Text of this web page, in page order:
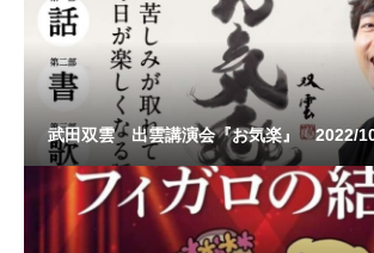
武田双雲 出雲講演会『お気楽』 2022/